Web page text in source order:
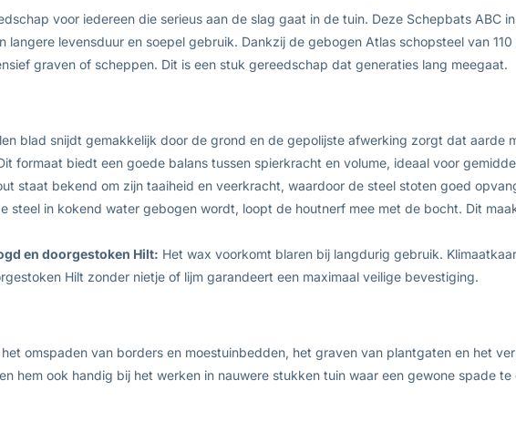
voor iedereen die serieus aan de slag gaat in de tuin. Deze Schepbats ABC
langere levensduur en soepel gebruik. Dankzij de gebogen Atlas schopsteel van
graven of scheppen. Dit is een stuk gereedschap dat generaties lang meegaat.
blad snijdt gemakkelijk door de grond en de gepolijste afwerking zorgt dat aarde
formaat biedt een goede balans tussen spierkracht en volume, ideaal voor
staat bekend om zijn taaiheid en veerkracht, waardoor de steel stoten goed
steel in kokend water gebogen wordt, loopt de houtnerf mee met de bocht. Dit
en doorgestoken Hilt: Het wax voorkomt blaren bij langdurig gebruik.
Hilt zonder nietje of lijm garandeert een maximaal veilige bevestiging.
omspaden van borders en moestuinbedden, het graven van plantgaten en het
hem ook handig bij het werken in nauwere stukken tuin waar een gewone spade te